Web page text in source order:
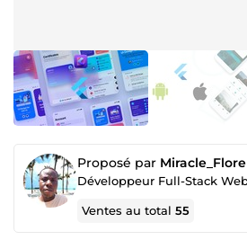
Proposé par Miracle_Flore
Ventes au total55